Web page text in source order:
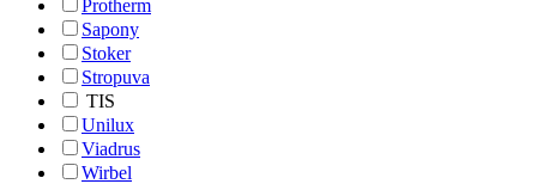
Protherm
Sapony
Stoker
Stropuva
TIS
Unilux
Viadrus
Wirbel